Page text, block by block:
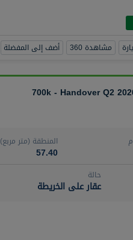
مشاهدة 360 أضف إلى المفضلة
700k - Handover Q2
المنطقة (متر مربع)
57.40
حالة
عقار على الخريطة